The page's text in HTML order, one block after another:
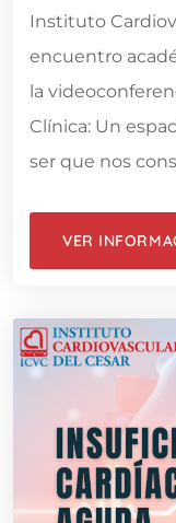
Instituto
encuentro
la
Clínica: Un
ser que nos
VER